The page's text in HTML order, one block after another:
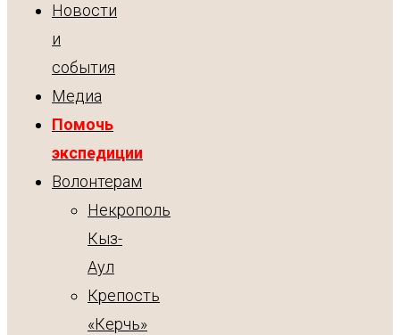
Новости
и
события
Медиа
Помочь
экспедиции
Волонтерам
Некрополь
Кыз-
Аул
Крепость
«Керчь»